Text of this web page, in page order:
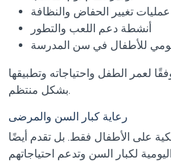
عمليات تغيير الحفاض والنظافة
أنشطة دعم اللعب والتطور
للأطفال في سن المدرسة
لعمر الطفل واحتياجاته وتطبيقها
بشكل منتظم.
رعاية كبار السن والمرضى
على الأطفال فقط. بل تقدم أيضًا
لكبار السن وتدعم احتياجاتهم